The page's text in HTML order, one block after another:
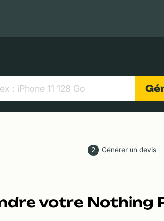
2 Générer un devis
votre Nothing